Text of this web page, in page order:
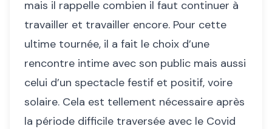
mais il rappelle combien il faut continuer à
travailler et travailler encore. Pour cette
ultime tournée, il a fait le choix d’une
rencontre intime avec son public mais aussi
celui d’un spectacle festif et positif, voire
solaire. Cela est tellement nécessaire après
la période difficile traversée avec le Covid